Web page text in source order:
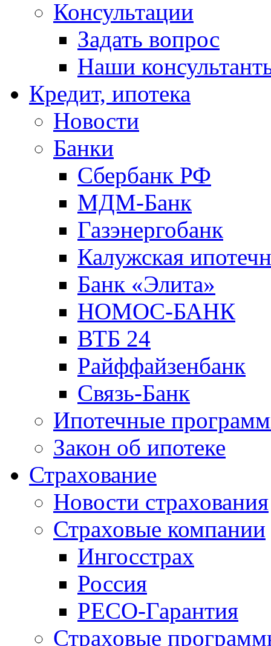
Консультации
Задать вопрос
Наши
Кредит, ипотека
Новости
Банки
Сбербанк РФ
МДМ-Банк
Газэнергобанк
Калужская
Банк «Элита»
НОМОС-БАНК
ВТБ 24
Райффайзенбанк
Связь-Банк
Ипотечные
Закон об ипотеке
Страхование
Новости страхования
Страховые компании
Ингосстрах
Россия
РЕСО-Гарантия
Страховые